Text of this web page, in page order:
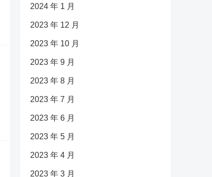
2024 年 1 月
2023 年 12 月
2023 年 10 月
2023 年 9 月
2023 年 8 月
2023 年 7 月
2023 年 6 月
2023 年 5 月
2023 年 4 月
2023 年 3 月